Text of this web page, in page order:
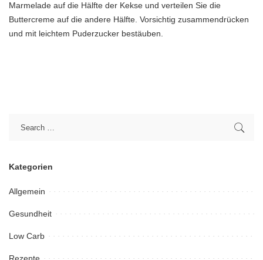
Marmelade auf die Hälfte der Kekse und verteilen Sie die
Buttercreme auf die andere Hälfte. Vorsichtig zusammendrücken
und mit leichtem Puderzucker bestäuben.
Kategorien
Allgemein
Gesundheit
Low Carb